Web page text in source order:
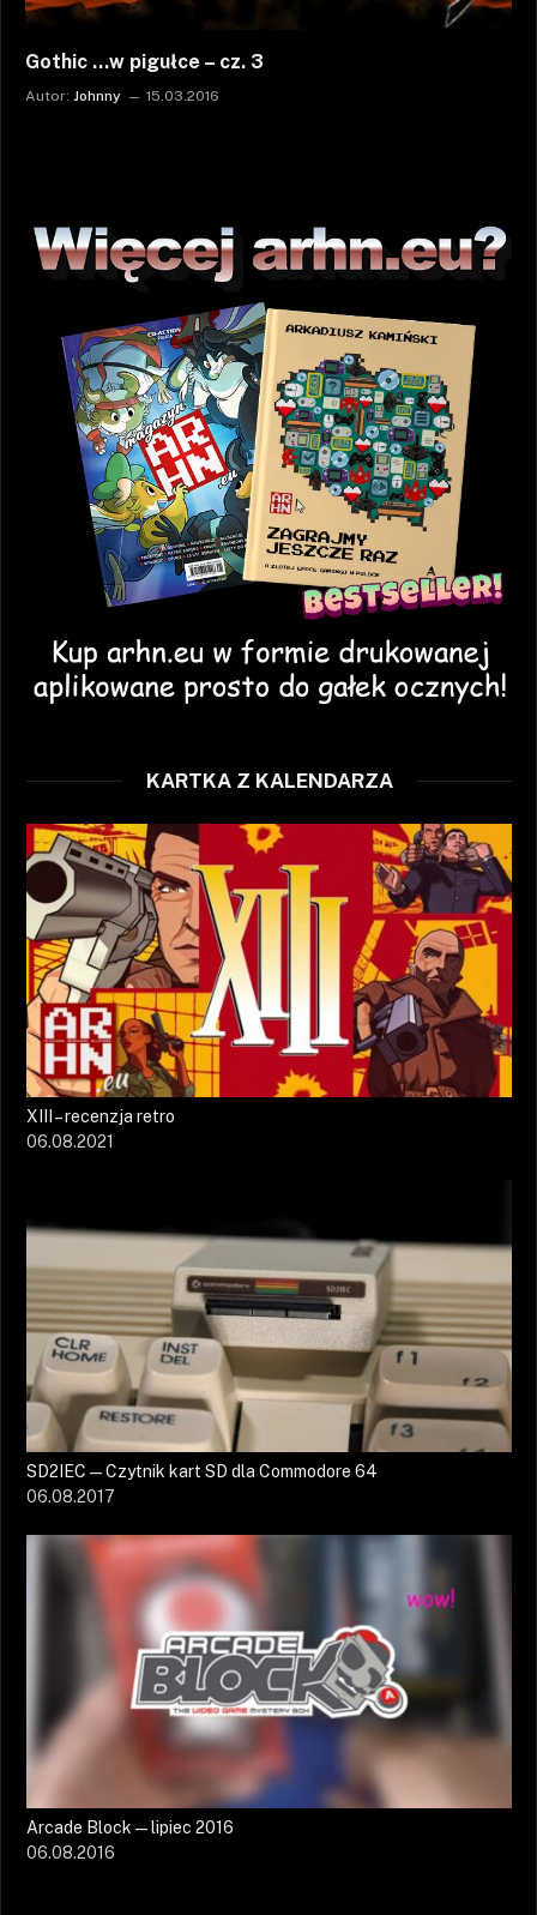
Gothic …w pigułce – cz. 3
Autor: Johnny 15.03.2016
KARTKA Z KALENDARZA
XIII – recenzja retro
06.08.2021
SD2IEC — Czytnik kart SD dla Commodore 64
06.08.2017
Arcade Block — lipiec 2016
06.08.2016